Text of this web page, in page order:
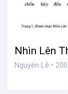
Nhìn Lên
Nguyên Lễ •